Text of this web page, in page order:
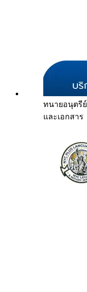
ทนายอนุตรีย์
และเอกสาร